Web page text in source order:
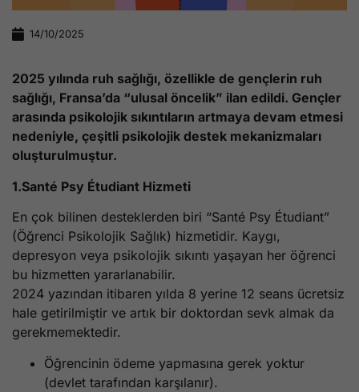
14/10/2025
2025 yılında ruh sağlığı, özellikle de gençlerin ruh
sağlığı, Fransa’da “ulusal öncelik” ilan edildi. Gençler
arasında psikolojik sıkıntıların artmaya devam etmesi
nedeniyle, çeşitli psikolojik destek mekanizmaları
oluşturulmuştur.
1.Santé Psy Étudiant Hizmeti
En çok bilinen desteklerden biri “Santé Psy Étudiant”
(Öğrenci Psikolojik Sağlık) hizmetidir. Kaygı,
depresyon veya psikolojik sıkıntı yaşayan her öğrenci
bu hizmetten yararlanabilir.
2024 yazından itibaren yılda 8 yerine 12 seans ücretsiz
hale getirilmiştir ve artık bir doktordan sevk almak da
gerekmemektedir.
Öğrencinin ödeme yapmasına gerek yoktur
(devlet tarafından karşılanır).